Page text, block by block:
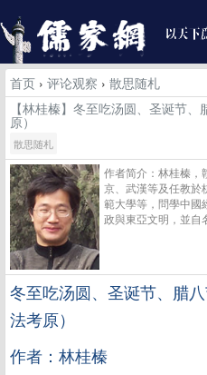
首页 › 评论观察 › 散思随札
【林桂榛】冬至吃汤圆、圣诞节
原）
散思随札
作者简介：林桂榛，
京、武漢等及任教於
範大學等，問學中國
政與東亞文明，並自
冬至吃汤圆、圣诞节、腊
法考原）
作者：林桂榛